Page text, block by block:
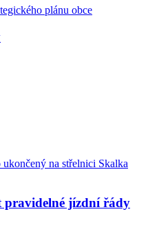
plánu obce
na střelnici Skalka
pravidelné jízdní řády